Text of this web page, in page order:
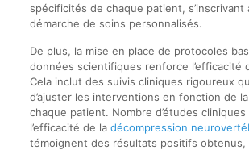
spécificités de chaque patient, s’inscrivant
démarche de soins personnalisés.
De plus, la mise en place de protocoles
données scientifiques renforce l’efficacité
Cela inclut des suivis cliniques rigoureux
d’ajuster les interventions en fonction de
chaque patient. Nombre d’études cliniques
l’efficacité de la décompression
témoignent des résultats positifs obtenus,